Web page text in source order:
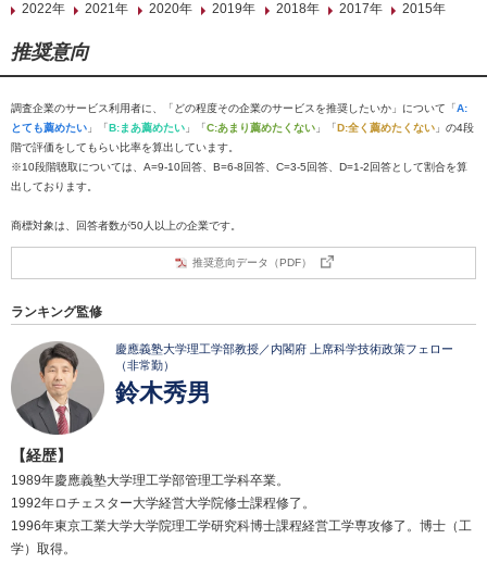
2022年
2021年 2020年 2019年 2018年 2017年 2015年
推奨意向
調査企業のサービス利用者に、「どの程度その企業のサービスを推奨したいか」について「A:
とても薦めたい 」「B:まあ薦めたい 」「C:あまり薦めたくない 」「D:全く薦めたくない 」の4段
階で評価をしてもらい比率を算出しています。
※10段階聴取については、A=9-10回答、B=6-8回答、C=3-5回答、D=1-2回答として割合を算
出しております。
商標対象は、回答者数が50人以上の企業です。
推奨意向データ（PDF）
ランキング監修
慶應義塾大学理工学部教授／内閣府 上席科学技術政策フェロー
（非常勤）
鈴木秀男
【経歴】
1989年慶應義塾大学理工学部管理工学科卒業。
1992年ロチェスター大学経営大学院修士課程修了。
1996年東京工業大学大学院理工学研究科博士課程経営工学専攻修了。博士（工
学）取得。